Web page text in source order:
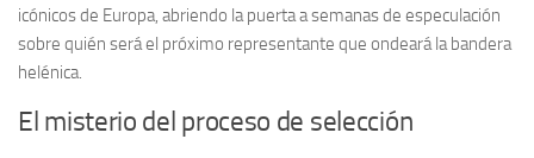
icónicos de Europa, abriendo la puerta a semanas de especulación
sobre quién será el próximo representante que ondeará la bandera
helénica.
El misterio del proceso de selección